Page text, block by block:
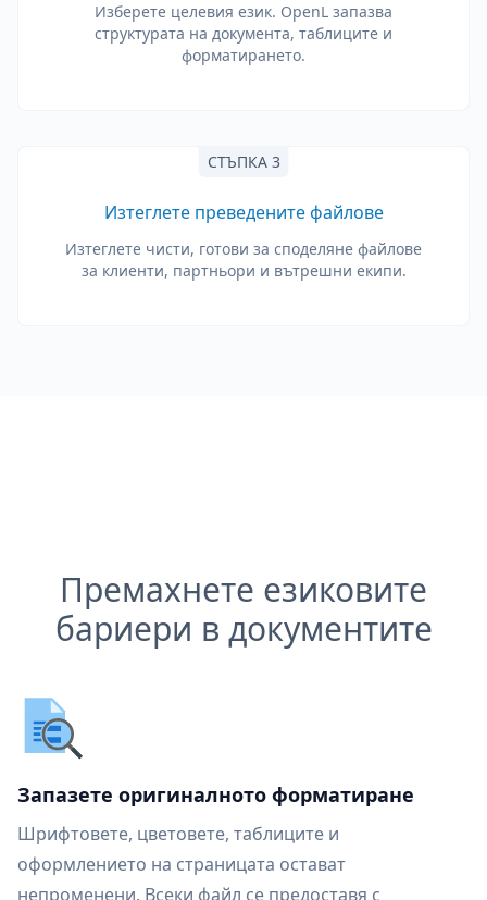
Изберете целевия език. OpenL запазва
структурата на документа, таблиците и
форматирането.
СТЪПКА 3
Изтеглете преведените файлове
Изтеглете чисти, готови за споделяне файлове
за клиенти, партньори и вътрешни екипи.
Премахнете езиковите
бариери в документите
Запазете оригиналното форматиране
Шрифтовете, цветовете, таблиците и
оформлението на страницата остават
непроменени. Всеки файл се предоставя с